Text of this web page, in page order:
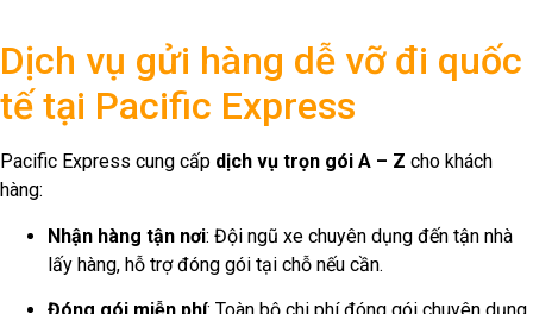
Dịch vụ gửi hàng dễ vỡ đi quốc
tế tại Pacific Express
Pacific Express cung cấp dịch vụ trọn gói A – Z cho khách
hàng:
Nhận hàng tận nơi: Đội ngũ xe chuyên dụng đến tận nhà
lấy hàng, hỗ trợ đóng gói tại chỗ nếu cần.